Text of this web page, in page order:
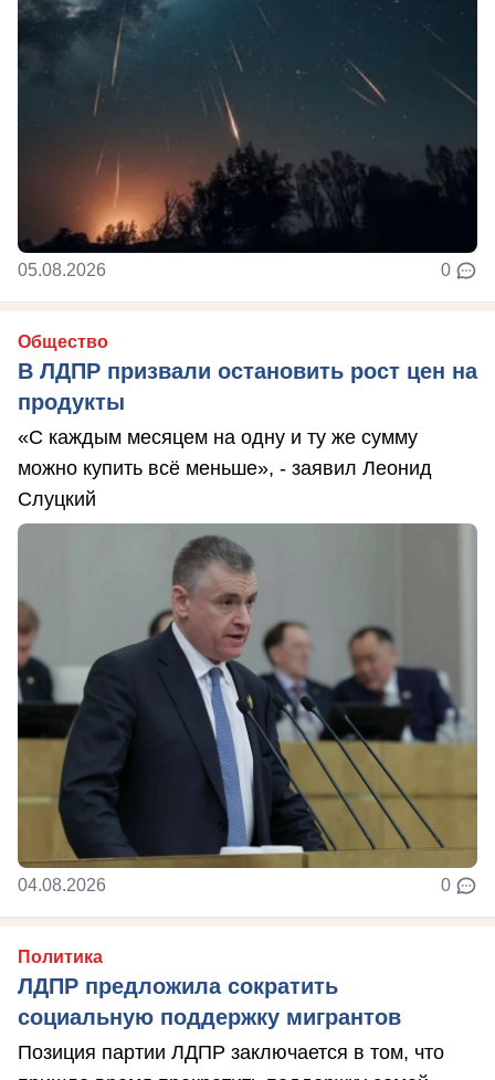
05.08.2026 0
Общество
В ЛДПР призвали остановить рост цен на
продукты
«С каждым месяцем на одну и ту же сумму
можно купить всё меньше», - заявил Леонид
Слуцкий
04.08.2026 0
Политика
ЛДПР предложила сократить
социальную поддержку мигрантов
Позиция партии ЛДПР заключается в том, что